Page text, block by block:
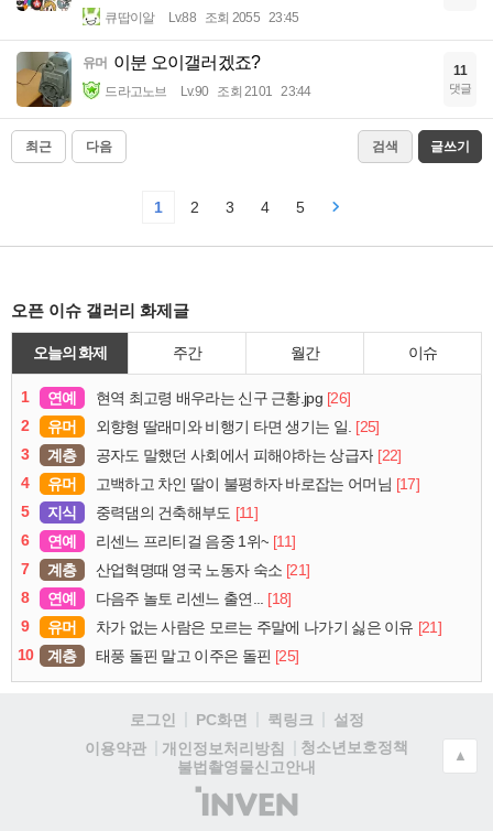
큐땁이알 Lv.88 조회 2055 23:45
유머 이분 오이갤러겠죠?
드라고노브 Lv.90 조회 2101 23:44
11
댓글
최근 다음 검색 글쓰기
1 2 3 4 5
오픈 이슈 갤러리 화제글
오늘의 화제 주간 월간 이슈
1 연예 현역 최고령 배우라는 신구 근황.jpg [26]
2
유머 외향형 딸래미와 비행기 타면 생기는 일. [25]
3
계층 공자도 말했던 사회에서 피해야하는 상급자 [22]
4
유머 고백하고 차인 딸이 불평하자 바로잡는 어머님 [17]
5
지식 중력댐의 건축해부도 [11]
6
연예 리센느 프리티걸 음중 1위~ [11]
7
계층 산업혁명때 영국 노동자 숙소 [21]
8
연예 다음주 놀토 리센느 출연...
[18]
9
유머 차가 없는 사람은 모르는 주말에 나가기 싫은 이유 [21]
10
계층 태풍 돌핀 말고 이주은 돌핀 [25]
로그인 PC화면 퀵링크
설정
이용약관
개인정보처리방침
청소년보호정책
불법촬영물신고안내
(주)
인
▲